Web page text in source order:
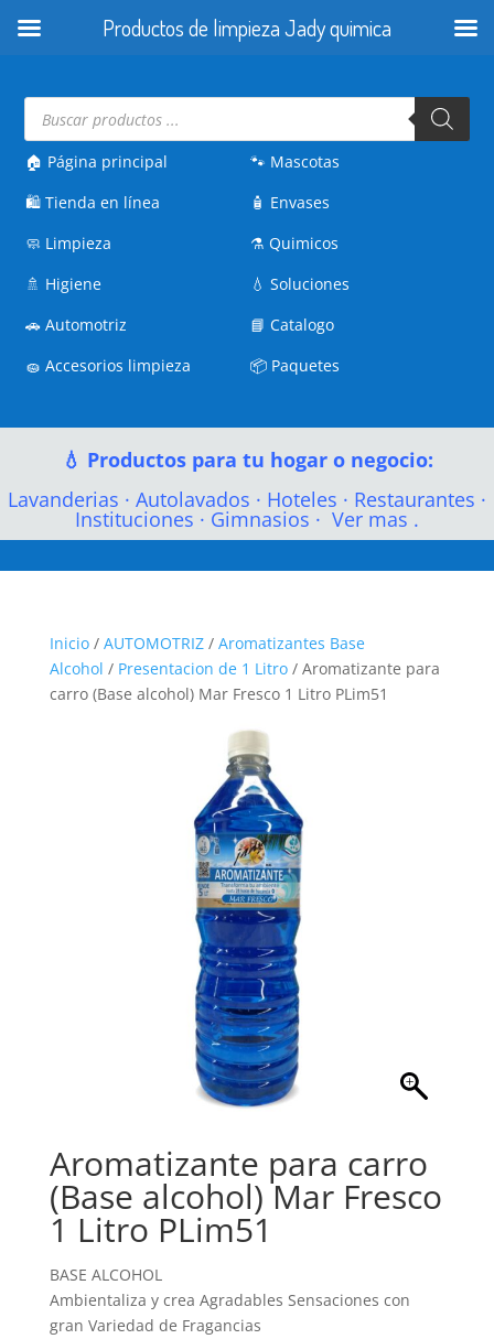
Búsqueda
productos
🏠 Página principal
🛍️Tienda en línea
🧼 Limpieza
🚿 Higiene
🚗Automotriz
🧽Accesorios limpieza
🐾 Mascotas
🧴 Envases
⚗️Quimicos
💧Soluciones
📘Catalogo
📦 Paquetes
💧 Productos para tu hogar o negocio:
Lavanderias · Autolavados · Hoteles · Restaurantes ·
Instituciones · Gimnasios · Ver mas .
Inicio/ AUTOMOTRIZ/ Aromatizantes Base
Alcohol / Presentacion de 1 Litro/ Aromatizante para
carro (Base alcohol) Mar Fresco 1 Litro PLim51
Aromatizante para carro
(Base alcohol) Mar Fresco
1 Litro PLim51
BASE ALCOHOL
Ambientaliza y crea Agradables Sensaciones con
gran Variedad de Fragancias
Productos de limpieza Jady quimica